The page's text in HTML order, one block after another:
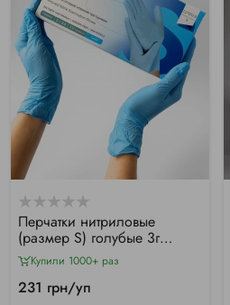
Перчатки нитриловые
(размер S) голубые 3г
Medicom Vitals SB, 100 шт
Купили 1000+ раз
231 грн/уп